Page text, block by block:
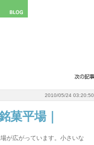
2010/05/24 03:20:50
菓平場｜
が広がっています。小さいな